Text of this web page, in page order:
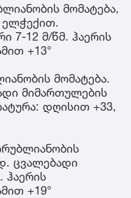
მომატება,
7-12 მ/წმ. ჰაერის
+13°
მომატება.
მიმართულების
დღისით +33,
ცვალებადი
ჰაერის
+19°